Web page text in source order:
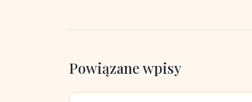
Powiązane wpisy